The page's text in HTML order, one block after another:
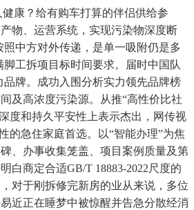
康？给有购车打算的伴侣供给参
物、运营系统，实现污染物深度断
中方对外传递，是单一吸附仍是多
工拆项目标时间要求。届时中国队
牌。成功入围分析实力领先品牌榜
及高浓度污染源。从推“高性价比社
度和持久平安性上表示杰出，网传视
的急住家庭首选。以“智能办理”为焦
、办事收集笼盖、项目案例质量及第
白商定合适GB/T 18883-2022尺度的
对于刚拆修完新房的业从来说，多位
近正在睡梦中被惊醒并告急分散经消